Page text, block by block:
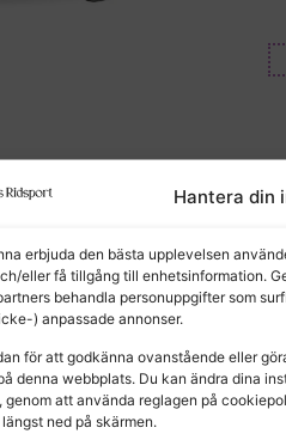
Hantera din
erbjuda den bästa upplevelsen
eller få tillgång till enhetsinformation.
behandla personuppgifter som
) anpassade annonser.
för att godkänna ovanstående eller
denna webbplats. Du kan ändra dina
genom att använda reglagen på
ned på skärmen.